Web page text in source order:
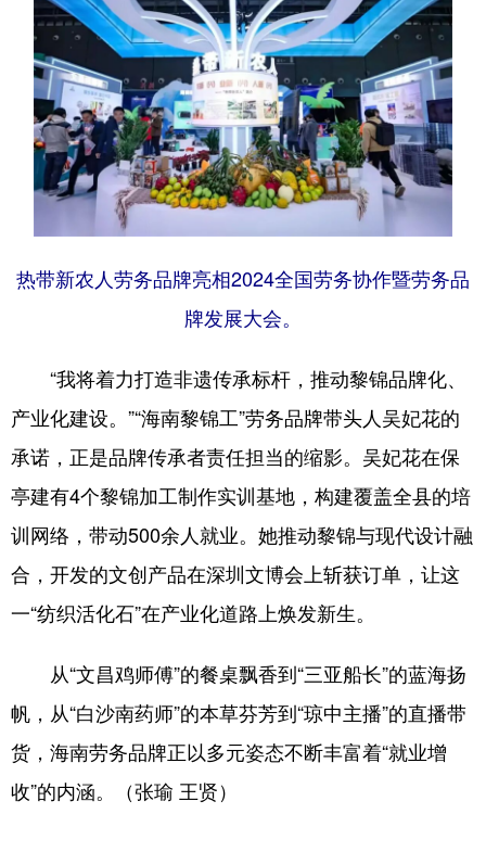
热带新农人劳务品牌亮相2024全国劳务协作暨劳务品
牌发展大会。
“我将着力打造非遗传承标杆，推动黎锦品牌化、
产业化建设。”“海南黎锦工”劳务品牌带头人吴妃花的
承诺，正是品牌传承者责任担当的缩影。吴妃花在保
亭建有4个黎锦加工制作实训基地，构建覆盖全县的培
训网络，带动500余人就业。她推动黎锦与现代设计融
合，开发的文创产品在深圳文博会上斩获订单，让这
一“纺织活化石”在产业化道路上焕发新生。
从“文昌鸡师傅”的餐桌飘香到“三亚船长”的蓝海扬
帆，从“白沙南药师”的本草芬芳到“琼中主播”的直播带
货，海南劳务品牌正以多元姿态不断丰富着“就业增
收”的内涵。（张瑜 王贤）